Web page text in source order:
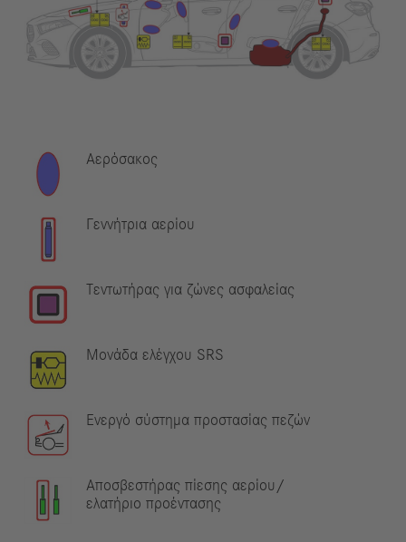
Αερόσακος
Γεννήτρια αερίου
Τεντωτήρας για ζώνες ασφαλείας
Μονάδα ελέγχου SRS
Ενεργό σύστημα προστασίας πεζών
Αποσβεστήρας πίεσης αερίου/
ελατήριο προέντασης